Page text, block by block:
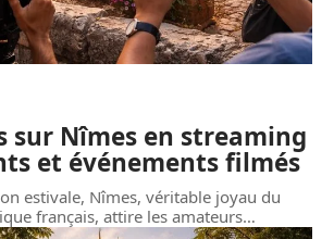
sur Nîmes en streaming
et événements filmés
estivale, Nîmes, véritable joyau du
français, attire les amateurs…